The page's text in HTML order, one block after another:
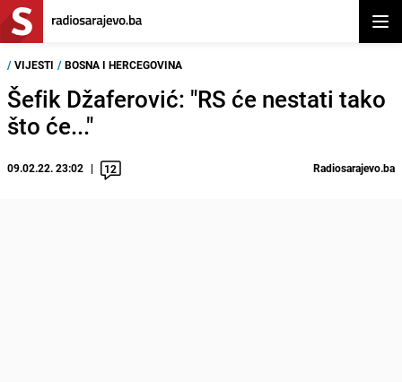
/ VIJESTI / BOSNA I HERCEGOVINA
Šefik Džaferović: "RS će nestati tako
što će..."
09.02.22. 23:02 12 Radiosarajevo.ba